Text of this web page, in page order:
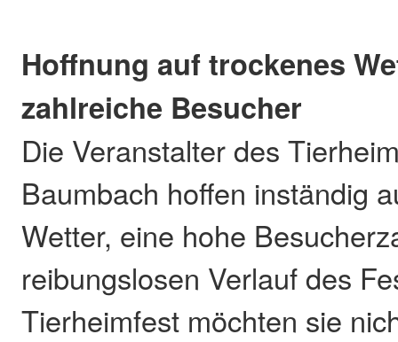
Hoffnung auf trockenes
zahlreiche Besucher
Die Veranstalter des
Baumbach hoffen inständig
Wetter, eine hohe
reibungslosen Verlauf des
Tierheimfest möchten sie